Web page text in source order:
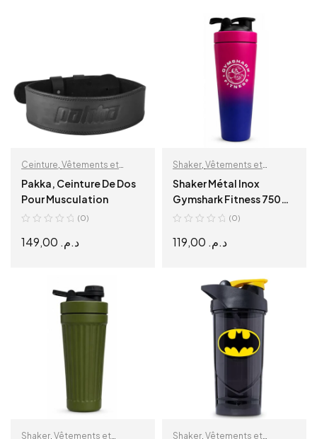
ADD TO CART
Ceinture Vêtements et
accessoires
Pakka, Ceinture De Dos
Pour Musculation
(0)
د.م.
SELECT OPTIONS
Shaker Vêtements et
accessoires
Shaker Métal Inox
Gymshark Fitness 750ml
– Édition Isotherme
(0)
د.م.
SELECT OPTIONS
Shaker Vêtements et
Shaker Vêtements et